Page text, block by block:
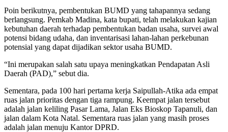
Poin berikutnya, pembentukan BUMD yang tahapannya sedang
berlangsung. Pemkab Madina, kata bupati, telah melakukan kajian
kebutuhan daerah terhadap pembentukan badan usaha, survei awal
potensi bidang udaha, dan inventarisasi lahan-lahan perkebunan
potensial yang dapat dijadikan sektor usaha BUMD.
“Ini merupakan salah satu upaya meningkatkan Pendapatan Asli
Daerah (PAD),” sebut dia.
Sementara, pada 100 hari pertama kerja Saipullah-Atika ada empat
ruas jalan prioritas dengan tiga rampung. Keempat jalan tersebut
adalah jalan keliling Pasar Lama, Jalan Eks Bioskop Tapanuli, dan
jalan dalam Kota Natal. Sementara ruas jalan yang masih proses
adalah jalan menuju Kantor DPRD.